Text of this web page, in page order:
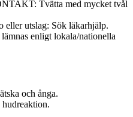
Tvätta med mycket tvål
eller utslag: Sök läkarhjälp.
enligt lokala/nationella
och ånga.